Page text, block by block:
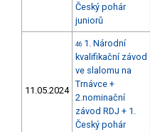
Český pohár
juniorů
11.05.2024
46 1. Národní
kvalifikační závod
ve slalomu na
Trnávce +
2.nominační
závod RDJ + 1.
Český pohár